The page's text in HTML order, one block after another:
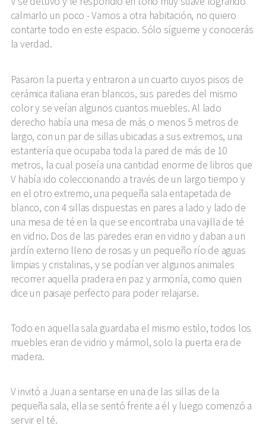
calmarlo un poco - Vamos a otra habitación, no quiero
contarte todo en este espacio. Sólo sígueme y conocerás
la verdad.
Pasaron la puerta y entraron a un cuarto cuyos pisos de
cerámica italiana eran blancos, sus paredes del mismo
color y se veían algunos cuantos muebles. Al lado
derecho había una mesa de más o menos 5 metros de
largo, con un par de sillas ubicadas a sus extremos, una
estantería que ocupaba toda la pared de más de 10
metros, la cual poseía una cantidad enorme de libros que
V había ido coleccionando a través de un largo tiempo y
en el otro extremo, una pequeña sala entapetada de
blanco, con 4 sillas dispuestas en pares a lado y lado de
una mesa de té en la que se encontraba una vajilla de té
en vidrio. Dos de las paredes eran en vidrio y daban a un
jardín externo lleno de rosas y un pequeño río de aguas
limpias y cristalinas, y se podían ver algunos animales
recorrer aquella pradera en paz y armonía, como quien
dice un paisaje perfecto para poder relajarse.
Todo en aquella sala guardaba el mismo estilo, todos los
muebles eran de vidrio y mármol, solo la puerta era de
madera.
V invitó a Juan a sentarse en una de las sillas de la
pequeña sala, ella se sentó frente a él y luego comenzó a
servir el té.